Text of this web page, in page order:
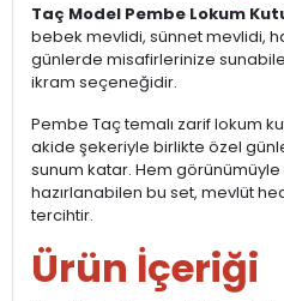
Taç Model Pembe Lokum
bebek mevlidi, sünnet mevlidi,
günlerde misafirlerinize
ikram seçeneğidir.
Pembe Taç temalı zarif lokum
akide şekeriyle birlikte özel
sunum katar. Hem
hazırlanabilen bu set, mevlüt
tercihtir.
Ürün İçeriği